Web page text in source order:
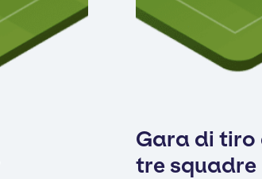
Gara di tiro
tre squadre